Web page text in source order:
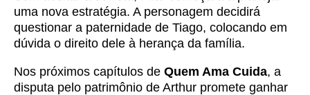
uma nova estratégia. A personagem decidirá
questionar a paternidade de Tiago, colocando em
dúvida o direito dele à herança da família.
Nos próximos capítulos de Quem Ama Cuida, a
disputa pelo patrimônio de Arthur promete ganhar